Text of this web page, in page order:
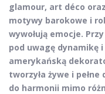
glamour, art déco oraz
motywy barokowe i
wywołują emocje.
pod uwagę dynamikę
amerykańską
tworzyła żywe i
do harmonii mimo